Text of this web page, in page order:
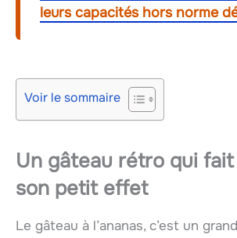
leurs capacités hors norme
Voir le sommaire
Un gâteau rétro qui
son petit effet
Le gâteau à l’ananas, c’est un